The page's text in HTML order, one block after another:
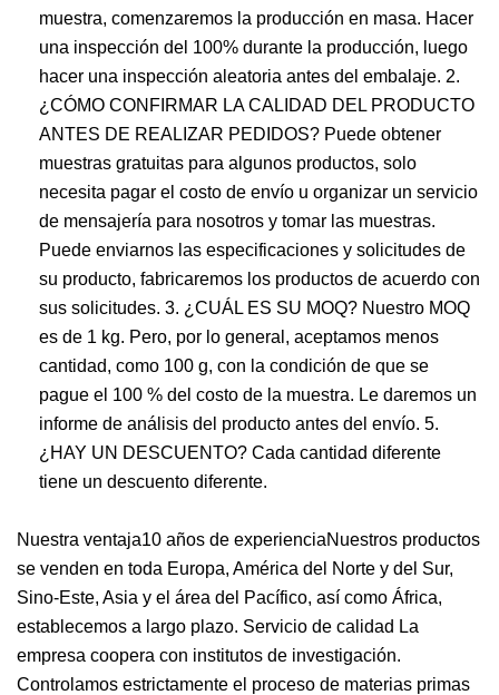
muestra, comenzaremos la producción en masa. Hacer
una inspección del 100% durante la producción, luego
hacer una inspección aleatoria antes del embalaje. 2.
¿CÓMO CONFIRMAR LA CALIDAD DEL PRODUCTO
ANTES DE REALIZAR PEDIDOS? Puede obtener
muestras gratuitas para algunos productos, solo
necesita pagar el costo de envío u organizar un servicio
de mensajería para nosotros y tomar las muestras.
Puede enviarnos las especificaciones y solicitudes de
su producto, fabricaremos los productos de acuerdo con
sus solicitudes. 3. ¿CUÁL ES SU MOQ? Nuestro MOQ
es de 1 kg. Pero, por lo general, aceptamos menos
cantidad, como 100 g, con la condición de que se
pague el 100 % del costo de la muestra. Le daremos un
informe de análisis del producto antes del envío. 5.
¿HAY UN DESCUENTO? Cada cantidad diferente
tiene un descuento diferente.
Nuestra ventaja10 años de experienciaNuestros productos
se venden en toda Europa, América del Norte y del Sur,
Sino-Este, Asia y el área del Pacífico, así como África,
establecemos a largo plazo. Servicio de calidad La
empresa coopera con institutos de investigación.
Controlamos estrictamente el proceso de materias primas